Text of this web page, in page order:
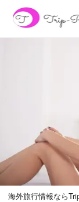
海外旅行情報なら